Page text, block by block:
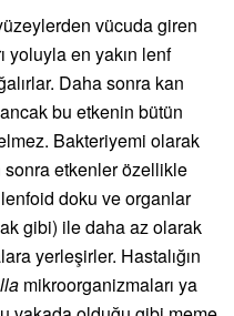
vücuda giren
yoluyla en yakın lenf
Daha sonra kan
bu etkenin bütün
Bakteriyemi olarak
sonra etkenler özellikle
doku ve organlar
gibi) ile daha az olarak
yerleşirler. Hastalığın
mikroorganizmaları ya